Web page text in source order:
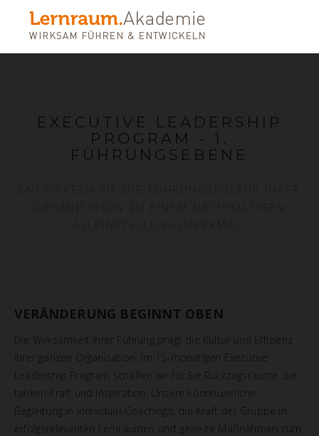
EXECUTIVE LEADERSHIP
PROGRAM - 1.
FÜHRUNGSEBENE
VERÄNDERUNG BEGINNT OBEN
Die Wirksamkeit ihrer Führung prägt die Kultur und Effizienz
ihrer ganzen Organisation. Im 15-monatigen Executive
Leadership Program schaffen wir für Sie Rückzugsräume. Sie
tanken Kraft und Inspiration. Unsere kontinuierliche
Begleitung in Individual-Coachings, die Kraft der Gruppe in
erfolgsrelevanten Lernräumen und gezielte Maßnahmen zum